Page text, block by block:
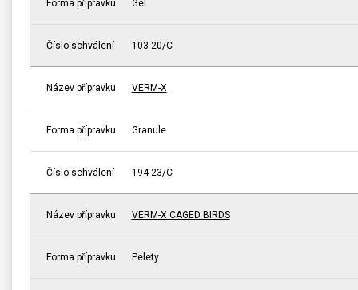
Forma přípravku Gel
Číslo schválení 103-20/C
Název přípravku VERM-X
Forma přípravku Granule
Číslo schválení 194-23/C
Název přípravku VERM-X CAGED BIRDS
Forma přípravku Pelety